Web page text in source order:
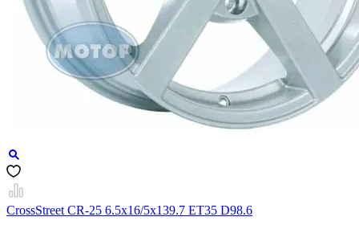
CrossStreet CR-25 6.5x16/5x139.7 ET35 D98.6